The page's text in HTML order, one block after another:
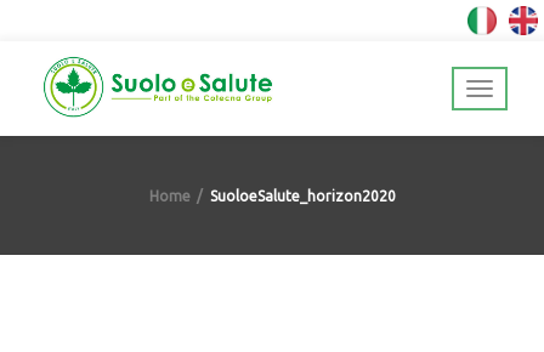
Home SuoloeSalute_horizon2020